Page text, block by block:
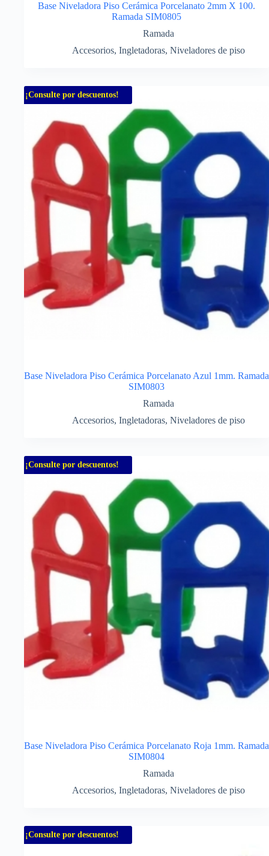
Base Niveladora Piso Cerámica Porcelanato 2mm X 100.
Ramada SIM0805
Ramada
Accesorios, Ingletadoras, Niveladores de piso
¡Consulte por descuentos!
Base Niveladora Piso Cerámica Porcelanato Azul 1mm. Ramada
SIM0803
Ramada
Accesorios, Ingletadoras, Niveladores de piso
¡Consulte por descuentos!
Base Niveladora Piso Cerámica Porcelanato Roja 1mm. Ramada
SIM0804
Ramada
Accesorios, Ingletadoras, Niveladores de piso
¡Consulte por descuentos!